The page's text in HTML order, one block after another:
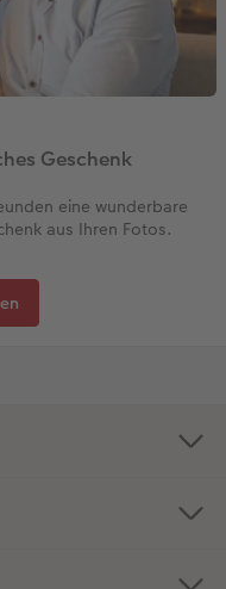
Geschenk
eine wunderbare
aus Ihren Fotos.